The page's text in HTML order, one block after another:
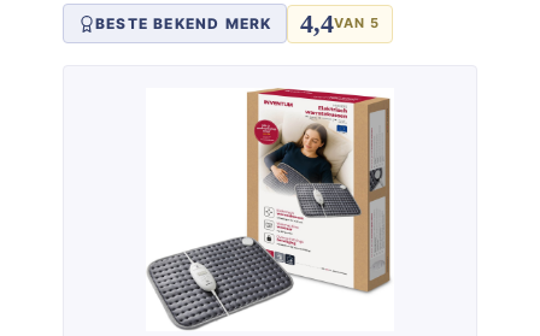
BESTE BEKEND MERK 4,4VAN 5